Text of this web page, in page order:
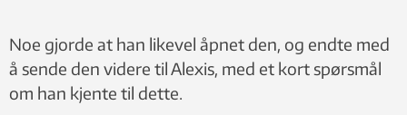
Noe gjorde at han likevel åpnet den, og endte med
å sende den videre til Alexis, med et kort spørsmål
om han kjente til dette.